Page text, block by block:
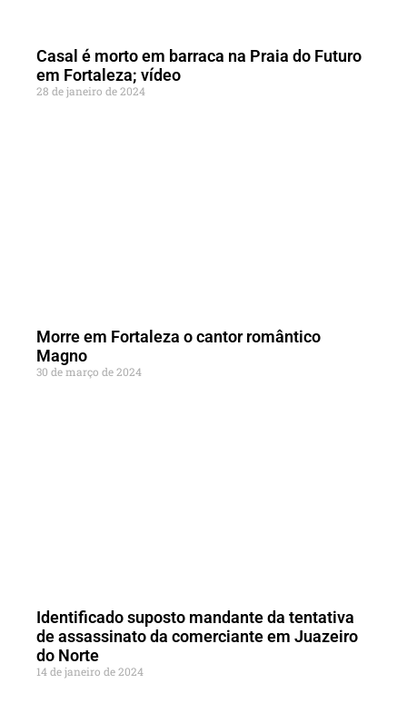
Casal é morto em barraca na Praia do Futuro
em Fortaleza; vídeo
28 de janeiro de 2024
Morre em Fortaleza o cantor romântico
Magno
30 de março de 2024
Identificado suposto mandante da tentativa
de assassinato da comerciante em Juazeiro
do Norte
14 de janeiro de 2024